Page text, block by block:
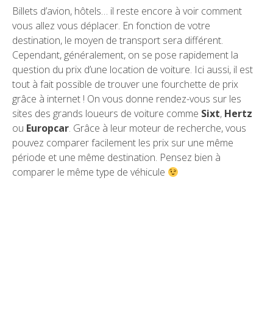
Billets d’avion, hôtels… il reste encore à voir comment
vous allez vous déplacer. En fonction de votre
destination, le moyen de transport sera différent.
Cependant, généralement, on se pose rapidement la
question du prix d’une location de voiture. Ici aussi, il est
tout à fait possible de trouver une fourchette de prix
grâce à internet ! On vous donne rendez-vous sur les
sites des grands loueurs de voiture comme Sixt, Hertz
ou Europcar. Grâce à leur moteur de recherche, vous
pouvez comparer facilement les prix sur une même
période et une même destination. Pensez bien à
comparer le même type de véhicule